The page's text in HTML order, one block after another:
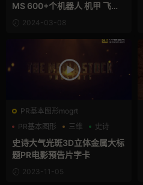
MS 600+个机器人 机甲 飞船
科幻激光特效4K合成视频素材
2024-03-08
PR基本图形mogrt
PR基本图形
三维 史诗
史诗大气光斑3D立体金属大标
题PR电影预告片字卡
2023-11-05